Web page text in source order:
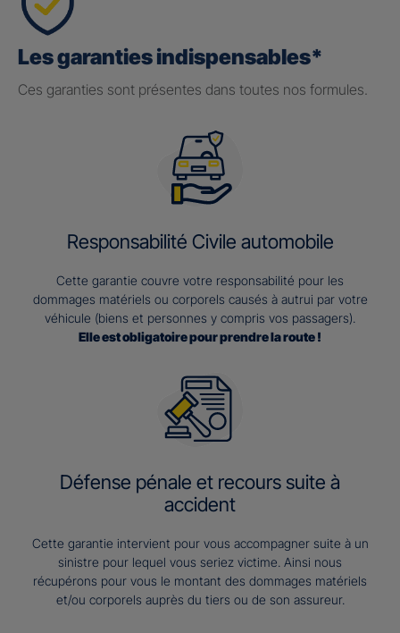
Les garanties indispensables*
Ces garanties sont présentes dans toutes nos formules.
Responsabilité Civile automobile
Cette garantie couvre votre responsabilité pour les
dommages matériels ou corporels causés à autrui par votre
véhicule (biens et personnes y compris vos passagers).
Elle est obligatoire pour prendre la route !
Défense pénale et recours suite à
accident
Cette garantie intervient pour vous accompagner suite à un
sinistre pour lequel vous seriez victime. Ainsi nous
récupérons pour vous le montant des dommages matériels
et/ou corporels auprès du tiers ou de son assureur.